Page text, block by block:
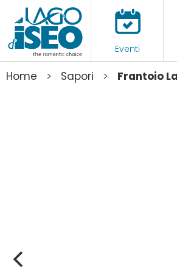
Eventi
Home > Sapori > Frantoio